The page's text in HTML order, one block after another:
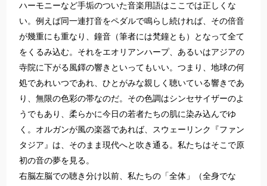
ハーモニーなど手垢のついた音楽用語はここでは正しくな
い。例えば同一連打音をペダルで鳴らし続ければ、その倍音
が幾重にも重なり、鐘音（筆者には梵鐘とも）となって全て
をくるみ込む。それをエオリアンハープ、あるいはアジアの
寺院に下がる風鐸の響きといってもいい。つまり、地球の何
処であれいつであれ、ひとがみな親しく聴いている響きであ
り、無限の色彩の帯なのだ。その色調はシンセサイザーのよ
うでもあり、柔らかに今日の若者たちの肌に染み込んでゆ
く。オルガンが風の楽器であれば、スウェーリンク『ファン
タジア』は、そのまま現代へと吹き通る。私たちはそこで原
初の音の夢を見る。
右脳左脳での聴き分け以前、私たちの「全体」（全身でな